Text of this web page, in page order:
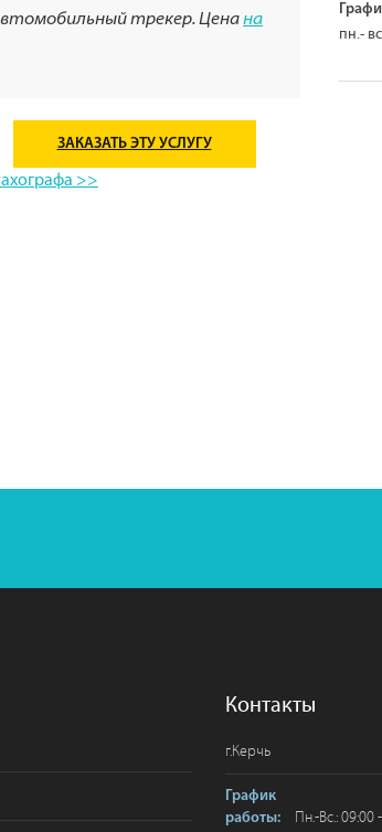
трекер. Ценана
ЗАКАЗАТЬ ЭТУ УСЛУГУ
>>
пн.-
Контакты
г.Керчь
График
работы:
Пн.-Вс.: 09:00